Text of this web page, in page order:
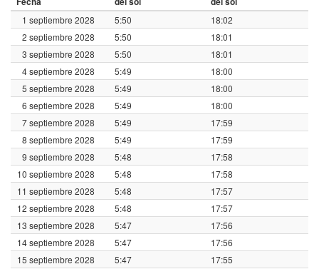
1 septiembre 2028 5:50
18:02
2 septiembre 2028
5:50
18:01
3 septiembre 2028
5:50
18:01
4 septiembre 2028
5:49
18:00
5 septiembre 2028
5:49
18:00
6 septiembre 2028
5:49
18:00
7 septiembre 2028
5:49
17:59
8 septiembre 2028
5:49
17:59
9 septiembre 2028
5:48
17:58
10 septiembre 2028
5:48
17:58
11 septiembre 2028
5:48
17:57
12 septiembre 2028
5:48
17:57
13 septiembre 2028
5:47
17:56
14 septiembre 2028
5:47
17:56
15 septiembre 2028
5:47
17:55